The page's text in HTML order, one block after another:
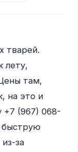
лету,
там,
на это и
+7 (967) 068-
быструю
за